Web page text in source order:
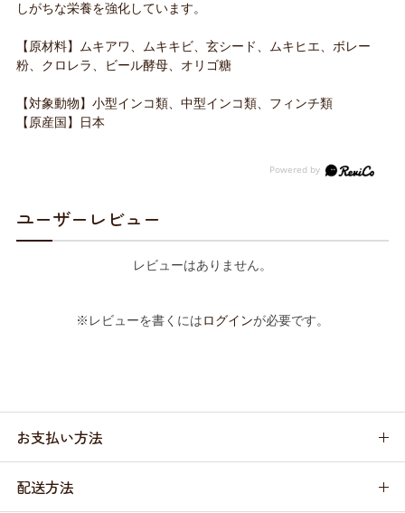
しがちな栄養を強化しています。
【原材料】ムキアワ、ムキキビ、玄シード、ムキヒエ、ボレー
粉、クロレラ、ビール酵母、オリゴ糖
【対象動物】小型インコ類、中型インコ類、フィンチ類
【原産国】日本
ユーザーレビュー
レビューはありません。
※レビューを書くにはログインが必要です。
お支払い方法
配送方法